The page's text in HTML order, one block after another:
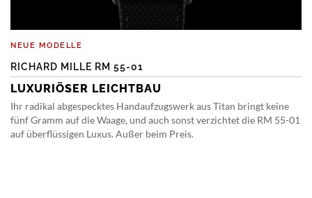
NEUE MODELLE
RICHARD MILLE RM 55-01
LUXURIÖSER LEICHTBAU
Ihr radikal abgespecktes Handaufzugswerk aus Titan bringt keine
fünf Gramm auf die Waage, und auch sonst verzichtet die RM 55-01
auf überflüssigen Luxus. Außer beim Preis.